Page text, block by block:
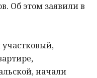
. Об этом заявилив
участковый,
,
,начали